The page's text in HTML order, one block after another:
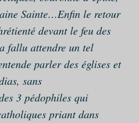
Sainte…Enfin le retour
devant le feu des
fallu attendre un tel
parler des églises et
sans
3 pédophiles qui
priant dans